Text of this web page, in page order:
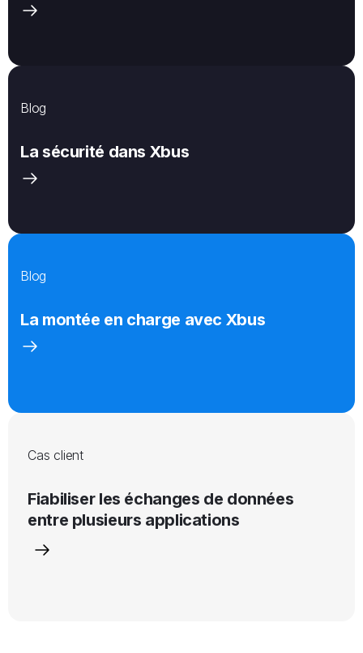
Blog
La sécurité dans Xbus
Blog​​​​​​
La montée en charge avec Xbus
Cas client
Fiabiliser les échanges de données
entre plusieurs applications